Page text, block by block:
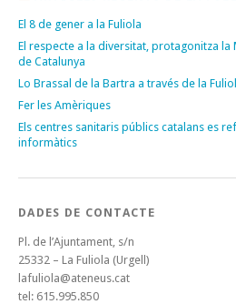
El 8 de gener a la Fuliola
El respecte a la diversitat, protagonitza la
de Catalunya
Lo Brassal de la Bartra a través de la
Fer les Amèriques
Els centres sanitaris públics catalans es
informàtics
DADES DE CONTACTE
Pl. de l’Ajuntament, s/n
25332 – La Fuliola (Urgell)
lafuliola@ateneus.cat
tel: 615.995.850